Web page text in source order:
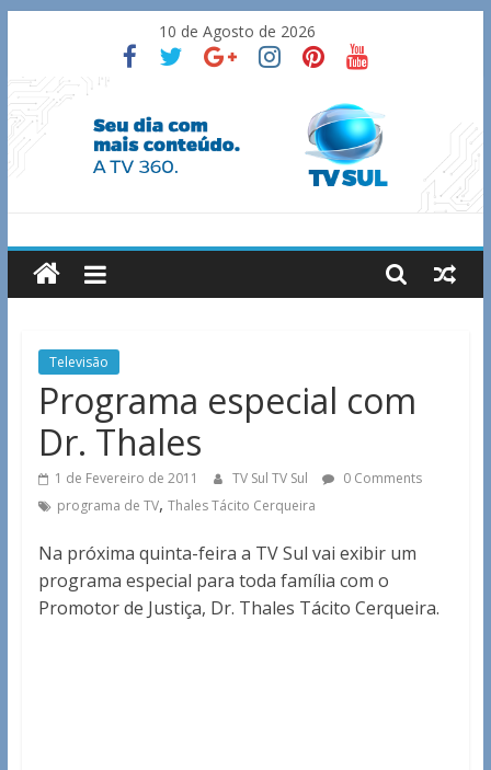
content
10 de Agosto de 2026
TV
Sul
Notícias
Guaxupé
região.
Televisão
Programa especial com
Dr. Thales
1 de Fevereiro de 2011 TV Sul TV Sul
0 Comments
programa de TV, Thales Tácito Cerqueira
Na próxima quinta-feira a TV Sul vai exibir um
programa especial para toda família com o
Promotor de Justiça, Dr. Thales Tácito Cerqueira.